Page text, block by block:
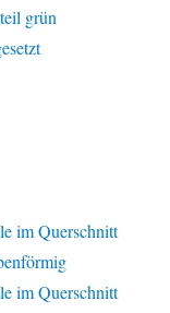
grün
im Querschnitt
im Querschnitt